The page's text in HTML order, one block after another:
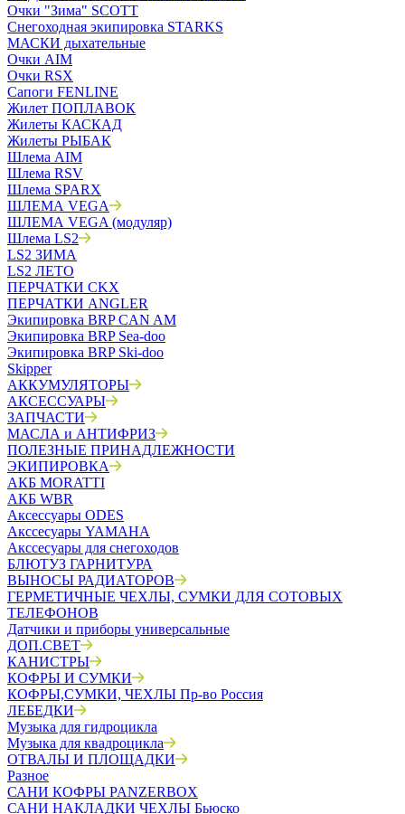
Очки "Зима" SCOTT
Снегоходная экипировка STARKS
МАСКИ дыхательные
Очки AIM
Очки RSX
Сапоги FENLINE
Жилет ПОПЛАВОК
Жилеты КАСКАД
Жилеты РЫБАК
Шлема AIM
Шлема RSV
Шлема SPARX
ШЛЕМА VEGA
ШЛЕМА VEGA (модуляр)
Шлема LS2
LS2 ЗИМА
LS2 ЛЕТО
ПЕРЧАТКИ CKX
ПЕРЧАТКИ ANGLER
Экипировка BRP CAN AM
Экипировка BRP Sea-doo
Экипировка BRP Ski-doo
Skipper
АККУМУЛЯТОРЫ
АКСЕССУАРЫ
ЗАПЧАСТИ
МАСЛА и АНТИФРИЗ
ПОЛЕЗНЫЕ ПРИНАДЛЕЖНОСТИ
ЭКИПИРОВКА
АКБ MORATTI
АКБ WBR
Аксессуары ODES
Акссесуары YAMAHA
Акссесуары для снегоходов
БЛЮТУЗ ГАРНИТУРА
ВЫНОСЫ РАДИАТОРОВ
ГЕРМЕТИЧНЫЕ ЧЕХЛЫ, СУМКИ ДЛЯ СОТОВЫХ
ТЕЛЕФОНОВ
Датчики и приборы универсальные
ДОП.СВЕТ
КАНИСТРЫ
КОФРЫ И СУМКИ
КОФРЫ,СУМКИ, ЧЕХЛЫ Пр-во Россия
ЛЕБЕДКИ
Музыка для гидроцикла
Музыка для квадроцикла
ОТВАЛЫ И ПЛОЩАДКИ
Разное
САНИ КОФРЫ PANZERBOX
САНИ НАКЛАДКИ ЧЕХЛЫ Бьюско